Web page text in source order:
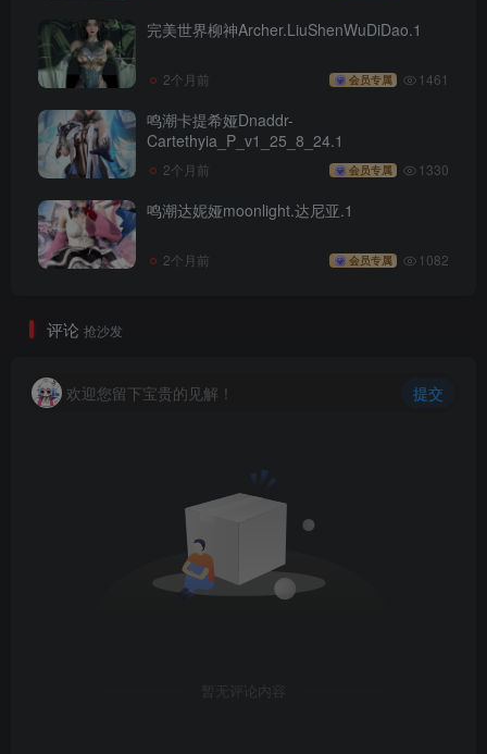
完美世界柳神Archer.LiuShenWuDiDao.1
2个月前 会员专属 1461
鸣潮卡提希娅Dnaddr-
Cartethyia_P_v1_25_8_24.1
2个月前 会员专属 1330
鸣潮达妮娅moonlight.达尼亚.1
2个月前 会员专属 1082
评论 抢沙发
欢迎您留下宝贵的见解！ 提交
暂无评论内容